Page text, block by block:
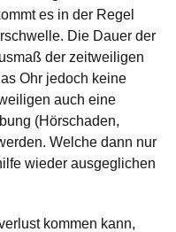
es in der Regel
Die Dauer der
der zeitweiligen
Ohr jedoch keine
auch eine
(Hörschaden,
Welche dann nur
wieder ausgeglichen
kommen kann,